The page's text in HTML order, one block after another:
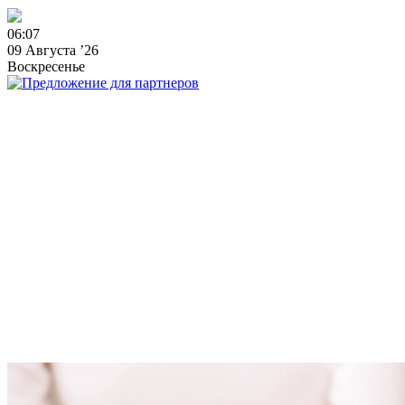
06:07
09 Августа ’26
Воскресенье